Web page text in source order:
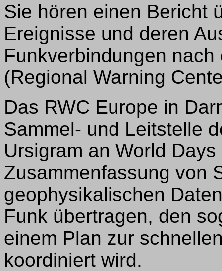
Sie hören einen Bericht
Ereignisse und deren
Funkverbindungen
(Regional Warning
Das RWC Europe in
Sammel- und Leitstelle
Ursigram an World
Zusammenfassung von
geophysikalischen
Funk übertragen, den
einem Plan zur
koordiniert wird.